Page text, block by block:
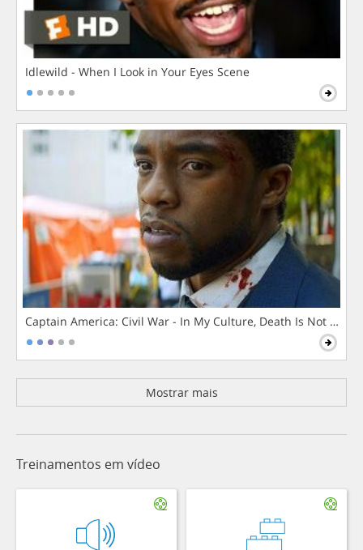
Idlewild - When I Look in Your Eyes Scene
Captain America: Civil War - In My Culture, Death Is Not The
Mostrar mais
Treinamentos em vídeo